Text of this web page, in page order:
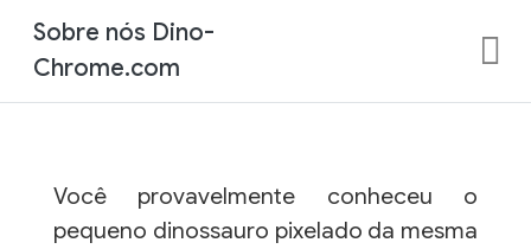
Sobre nós Dino-
Chrome.com
Você provavelmente conheceu o
pequeno dinossauro pixelado da mesma